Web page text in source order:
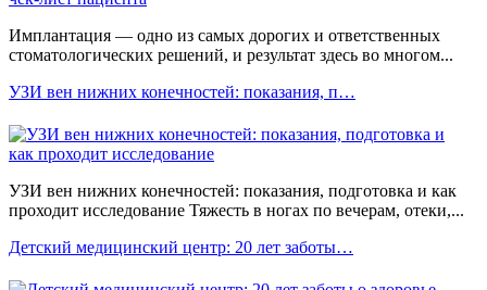
Имплантация — одно из самых дорогих и ответственных
стоматологических решений, и результат здесь во многом...
УЗИ вен нижних конечностей: показания, п…
УЗИ вен нижних конечностей: показания, подготовка и как
проходит исследование Тяжесть в ногах по вечерам, отеки,...
Детский медицинский центр: 20 лет заботы…